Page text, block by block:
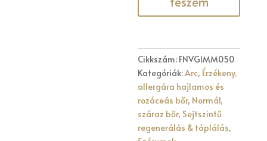
Cikkszám: FNVGIMM050
Kategóriák:Arc, Érzékeny,
allergára hajlamos és
rozáceás bőr, Normál,
száraz bőr, Sejtszintű
regenerálás & táplálás,